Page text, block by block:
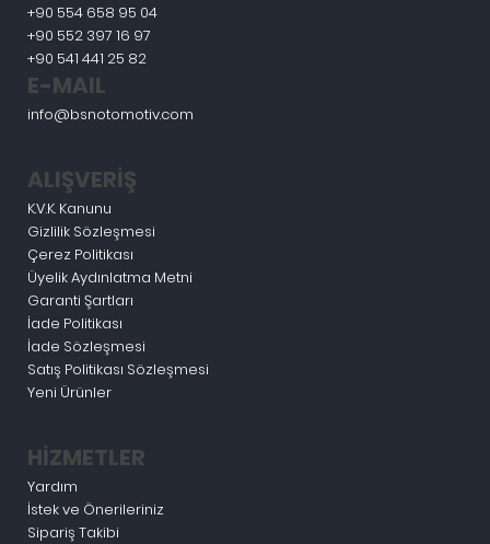
+90 554 658 95 04
+90 552 397 16 97
+90 541 441 25 82
E-MAIL
info@bsnotomotiv.com
ALIŞVERİŞ
K.V.K. Kanunu
Gizlilik Sözleşmesi
Çerez Politikası
Üyelik Aydınlatma Metni
Garanti Şartları
İade Politikası
İade Sözleşmesi
Satış Politikası Sözleşmesi
Yeni Ürünler
HİZMETLER
Yardım
İstek ve Önerileriniz
Sipariş Takibi